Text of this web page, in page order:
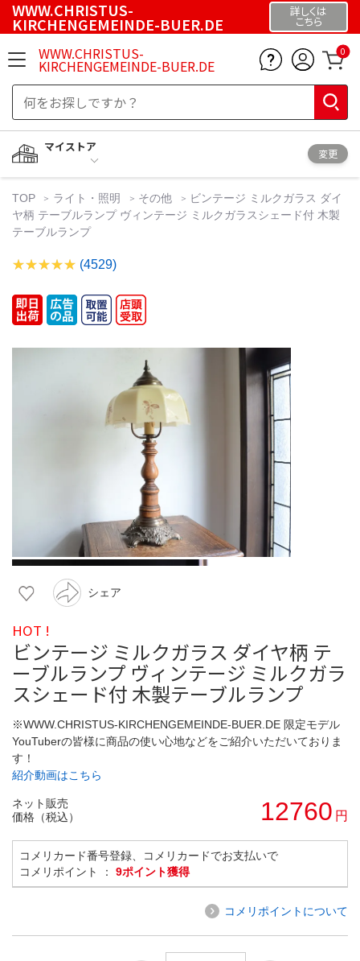
WWW.CHRISTUS-
KIRCHENGEMEINDE-BUER.DE
詳しくは
こちら
WWW.CHRISTUS-
KIRCHENGEMEINDE-BUER.DE
0
マイストア
変更
TOP ライト・照明 その他
ビンテージ ミルクガラス ダイ
ヤ柄 テーブルランプ ヴィンテージ ミルクガラスシェード付 木製
テーブルランプ
(4529)
シェア
HOT !
ビンテージ ミルクガラス ダイヤ柄 テ
ーブルランプ ヴィンテージ ミルクガラ
スシェード付 木製テーブルランプ
※WWW.CHRISTUS-KIRCHENGEMEINDE-BUER.DE 限定モデル
YouTuberの皆様に商品の使い心地などをご紹介いただいておりま
す！
紹介動画はこちら
ネット販売
価格（税込）
12760 円
コメリカード番号登録、コメリカードでお支払いで
コメリポイント ： 9ポイント獲得
コメリポイントについて